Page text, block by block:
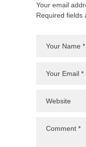
Your email
Required fields